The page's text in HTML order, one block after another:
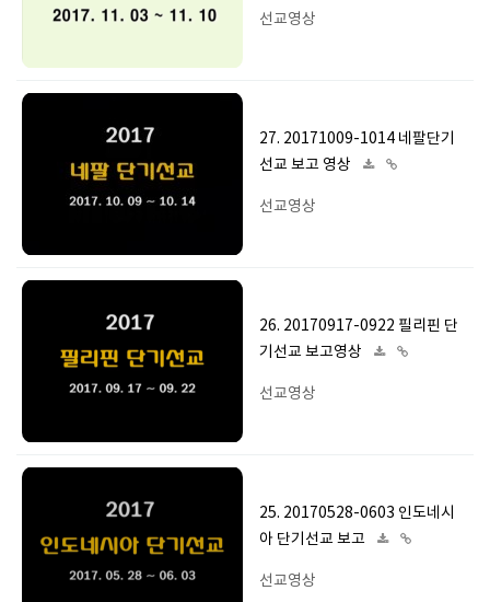
선교영상
27. 20171009-1014 네팔단기
선교 보고 영상
선교영상
26. 20170917-0922 필리핀 단
기선교 보고영상
선교영상
25. 20170528-0603 인도네시
아 단기선교 보고
선교영상